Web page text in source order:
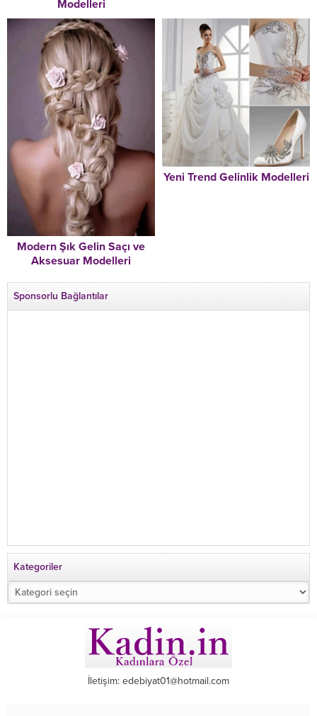
Modelleri
Modern Şık Gelin Saçı ve
Aksesuar Modelleri
Yeni Trend Gelinlik Modelleri
Sponsorlu Bağlantılar
Kategoriler
Kategoriler
İletişim: edebiyat01@hotmail.com